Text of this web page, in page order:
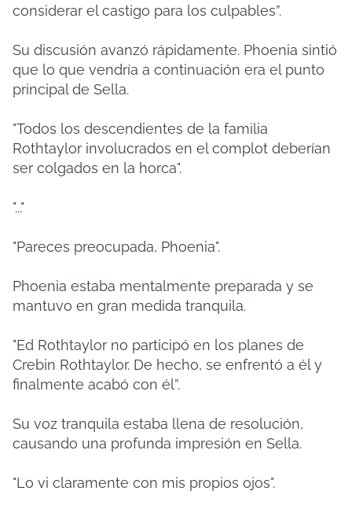
considerar el castigo para los culpables”.
Su discusión avanzó rápidamente. Phoenia sintió
que lo que vendría a continuación era el punto
principal de Sella.
"Todos los descendientes de la familia
Rothtaylor involucrados en el complot deberían
ser colgados en la horca".
"..."
"Pareces preocupada, Phoenia".
Phoenia estaba mentalmente preparada y se
mantuvo en gran medida tranquila.
"Ed Rothtaylor no participó en los planes de
Crebin Rothtaylor. De hecho, se enfrentó a él y
finalmente acabó con él”.
Su voz tranquila estaba llena de resolución,
causando una profunda impresión en Sella.
"Lo vi claramente con mis propios ojos".